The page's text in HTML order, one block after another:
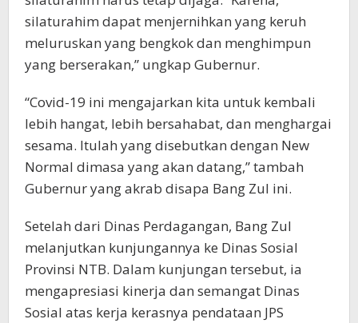
silaturahim dapat menjernihkan yang keruh
meluruskan yang bengkok dan menghimpun
yang berserakan,” ungkap Gubernur.
“Covid-19 ini mengajarkan kita untuk kembali
lebih hangat, lebih bersahabat, dan menghargai
sesama. Itulah yang disebutkan dengan New
Normal dimasa yang akan datang,” tambah
Gubernur yang akrab disapa Bang Zul ini.
Setelah dari Dinas Perdagangan, Bang Zul
melanjutkan kunjungannya ke Dinas Sosial
Provinsi NTB. Dalam kunjungan tersebut, ia
mengapresiasi kinerja dan semangat Dinas
Sosial atas kerja kerasnya pendataan JPS